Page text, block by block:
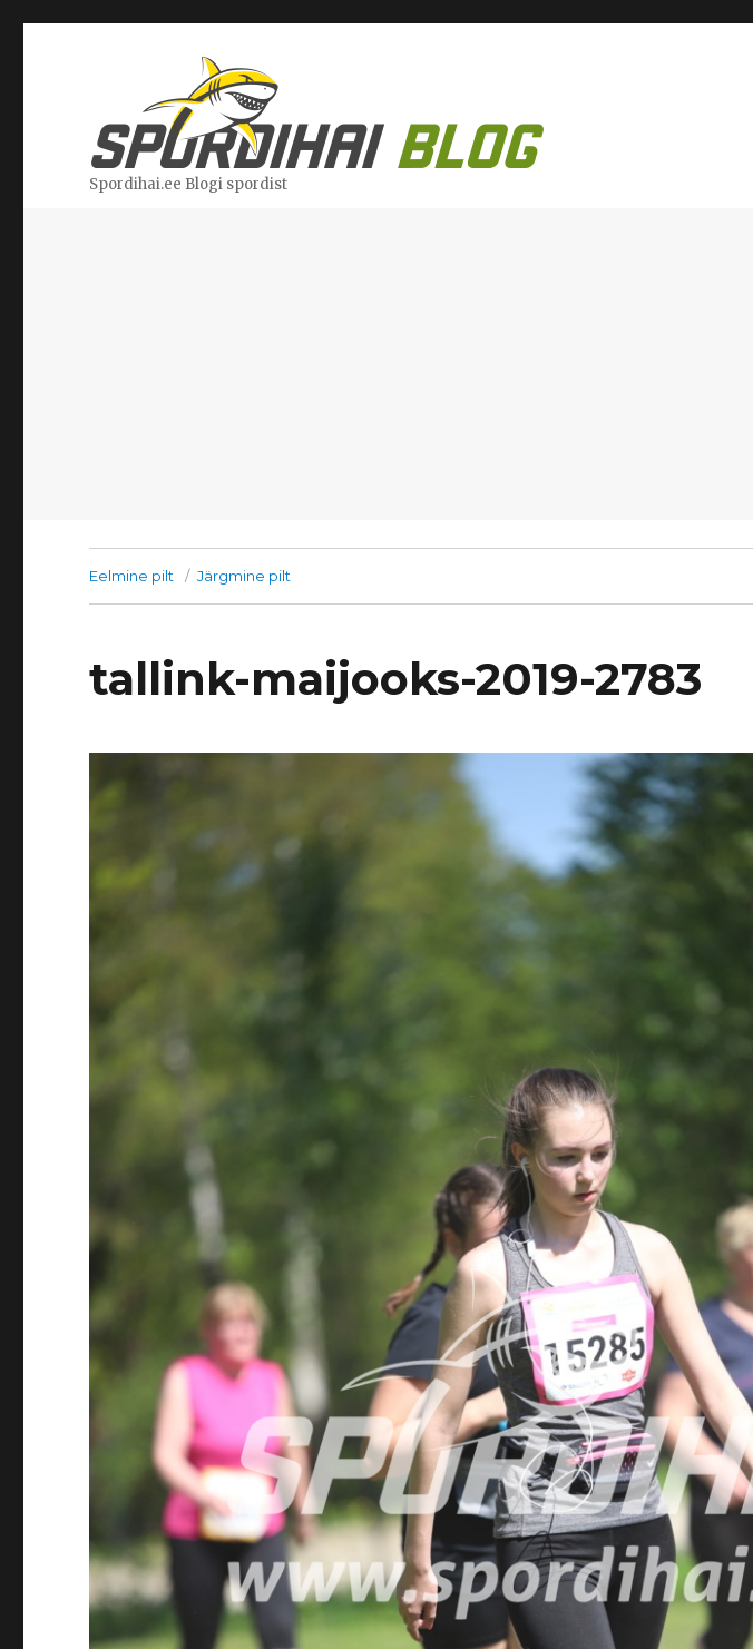
Spordihai.ee Blogi spordist
Eelmine pilt Järgmine pilt
tallink-maijooks-2019-2783